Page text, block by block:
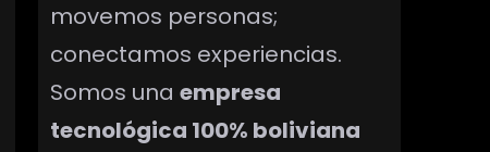
movemos personas;
conectamos experiencias.
Somos una empresa
tecnológica 100% boliviana